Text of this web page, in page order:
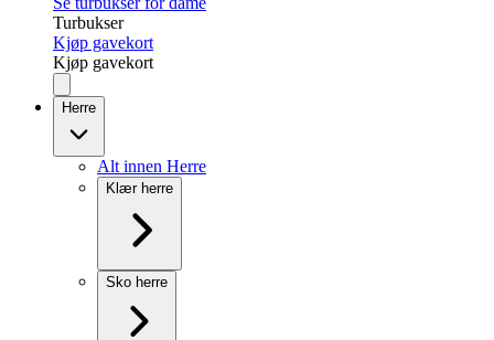
Turbukser
Kjøp gavekort
Kjøp gavekort
Herre
Alt innen Herre
Klær herre
Sko herre